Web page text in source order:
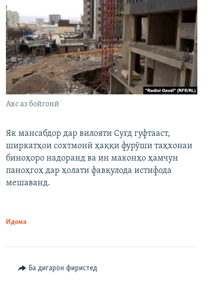
Акс аз бойгонӣ
Як мансабдор дар вилояти Суғд гуфтааст,
ширкатҳои сохтмонӣ ҳаққи фурӯши таҳхонаи
биноҳоро надоранд ва ин маконҳо ҳамчун
паноҳгоҳ дар ҳолати фавқулода истифода
мешаванд.
Идома
Ба дигарон фиристед